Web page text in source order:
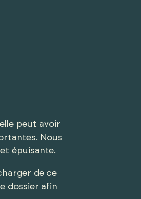
peut avoir
Nous
épuisante.
de ce
dossier afin